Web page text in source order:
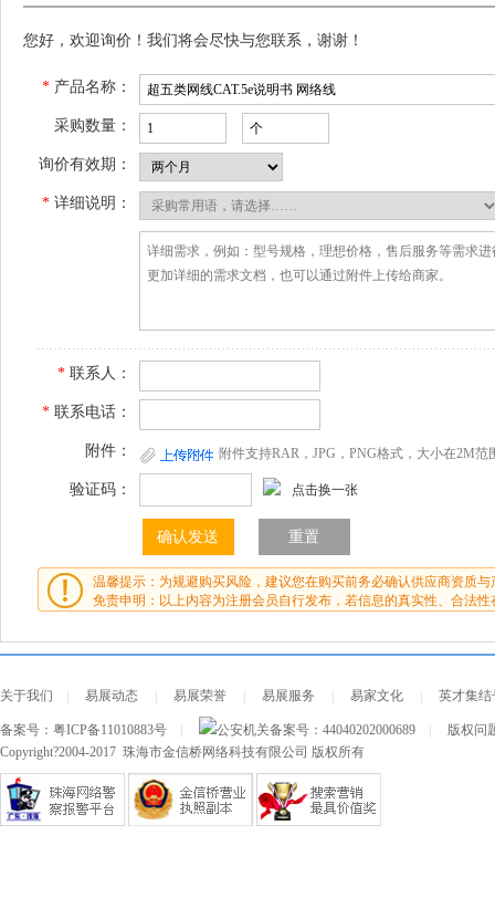
您好，欢迎询价！我们将会尽快与您联系，谢谢！
* 产品名称：
采购数量：
询价有效期：
* 详细说明：
* 联系人：
* 联系电话：
附件： 附件支持RAR，JPG，PNG格式，大小在2M范
验证码： 点击换一张
温馨提示：为规避购买风险，建议您在购买前务必确认供应商资质与
免责申明：以上内容为注册会员自行发布，若信息的真实性、合法性
关于我们 易展动态 易展荣誉 易展服务 易家文化 英才集结
备案号： 粤ICP备11010883号 公安机关备案号： 44040202000689
版权问
Copyright?2004-2017 珠海市金信桥网络科技有限公司 版权所有